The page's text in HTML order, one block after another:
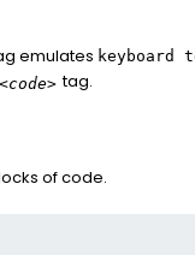
emulates keyboard
<code> tag.
of code.